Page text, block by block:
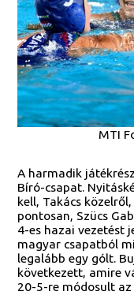
MTI
A harmadik
Bíró-csapat.
kell, Takács
pontosan, Szücs
4-es hazai vezetést
magyar csapatból
legalább egy gólt.
következett, amire
20-5-re módosult az